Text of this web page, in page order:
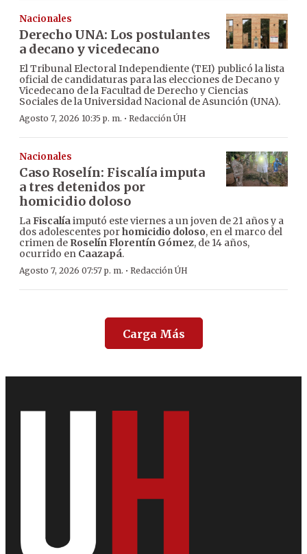
Nacionales
Derecho UNA: Los postulantes
a decano y vicedecano
El Tribunal Electoral Independiente (TEI) publicó la lista
oficial de candidaturas para las elecciones de Decano y
Vicedecano de la Facultad de Derecho y Ciencias
Sociales de la Universidad Nacional de Asunción (UNA).
Agosto 7, 2026 10:35 p. m. · Redacción ÚH
Nacionales
Caso Roselín: Fiscalía imputa
a tres detenidos por
homicidio doloso
LaFiscalíaimputó este viernes a un joven de 21 años y a
dos adolescentes porhomicidio doloso, en el marco del
crimen de Roselín Florentín Gómez, de 14 años,
ocurrido en Caazapá.
Agosto 7, 2026 07:57 p. m. · Redacción ÚH
Carga Más